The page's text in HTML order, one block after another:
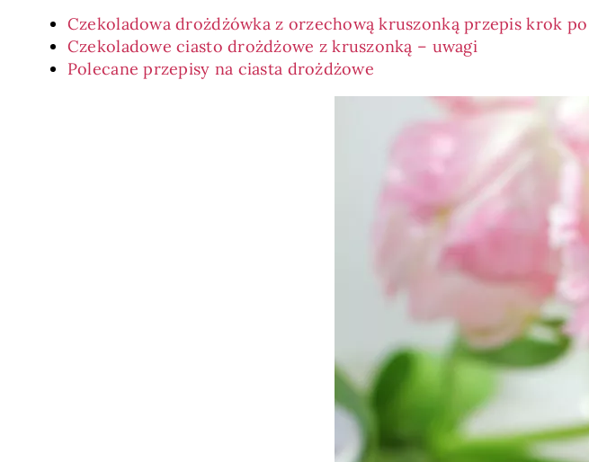
Czekoladowa drożdżówka z orzechową kruszonką przepis krok
Czekoladowe ciasto drożdżowe z kruszonką – uwagi
Polecane przepisy na ciasta drożdżowe